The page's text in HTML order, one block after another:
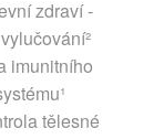
zdraví -
imunitního
tělesné